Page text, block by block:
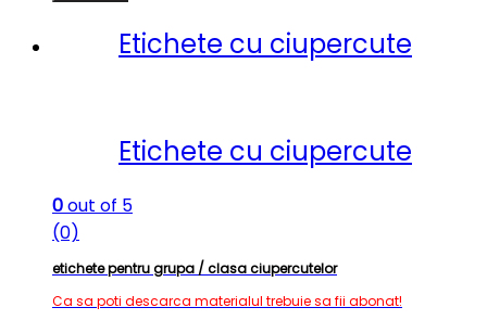
Etichete cu ciupercute
Etichete cu ciupercute
0out of 5
(0)
etichete pentru grupa / clasa ciupercutelor
Ca sa poti descarca materialul trebuie sa fii abonat!